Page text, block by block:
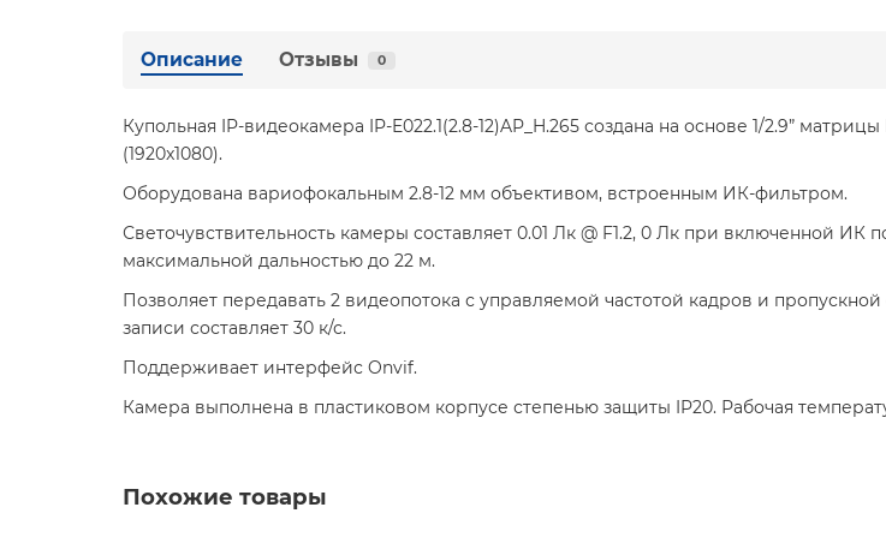
Описание Отзывы 0
Купольная IP-видеокамера IP-E022.1(2.8-12)AP_H.265 создана на основе 1/2.9”
(1920x1080).
Оборудована вариофокальным 2.8-12 мм объективом, встроенным ИК-фильтром.
Светочувствительность камеры составляет 0.01 Лк @ F1.2, 0 Лк при включенной
максимальной дальностью до 22 м.
Позволяет передавать 2 видеопотока с управляемой частотой кадров и
записи составляет 30 к/с.
Поддерживает интерфейс Onvif.
Камера выполнена в пластиковом корпусе степенью защиты IP20. Рабочая
Похожие товары